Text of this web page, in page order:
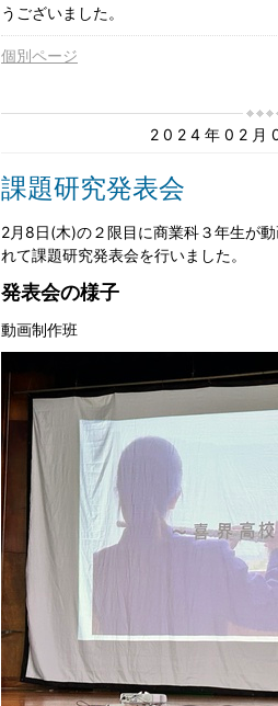
うございました。
個別ページ
2024年02月
課題研究発表会
2月8日(木)の２限目に商業科３年生が
れて課題研究発表会を行いました。
発表会の様子
動画制作班